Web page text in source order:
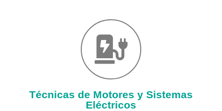
Técnicas de Motores y Sistemas
Eléctricos